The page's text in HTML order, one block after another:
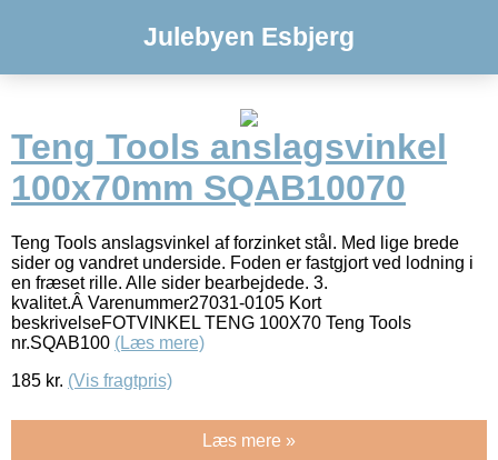
Julebyen Esbjerg
Teng Tools anslagsvinkel
100x70mm SQAB10070
Teng Tools anslagsvinkel af forzinket stål. Med lige brede
sider og vandret underside. Foden er fastgjort ved lodning i
en fræset rille. Alle sider bearbejdede. 3.
kvalitet.Â Varenummer27031-0105 Kort
beskrivelseFOTVINKEL TENG 100X70 Teng Tools
nr.SQAB100 (Læs mere)
185 kr. (Vis fragtpris)
Læs mere »